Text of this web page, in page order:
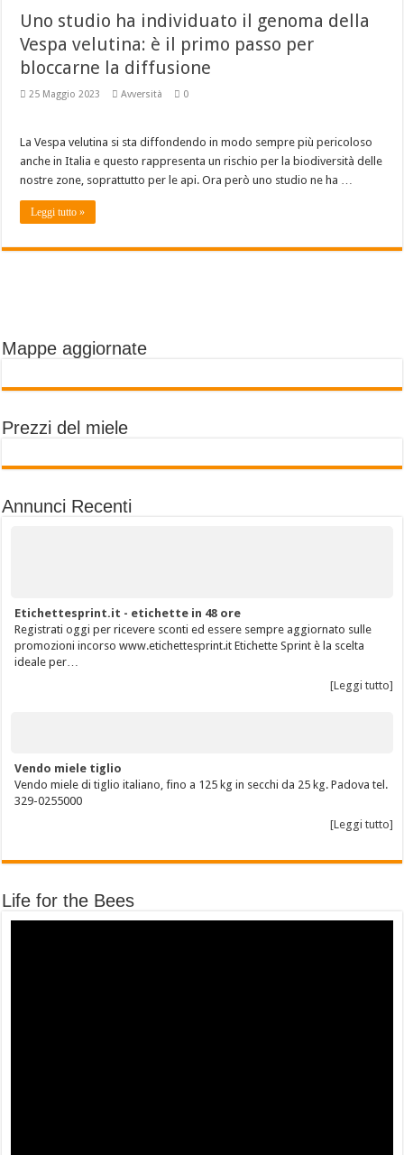
Uno studio ha individuato il genoma della
Vespa velutina: è il primo passo per
bloccarne la diffusione
25 Maggio 2023 Avversità 0
La Vespa velutina si sta diffondendo in modo sempre più pericoloso
anche in Italia e questo rappresenta un rischio per la biodiversità delle
nostre zone, soprattutto per le api. Ora però uno studio ne ha …
Leggi tutto »
Mappe aggiornate
Prezzi del miele
Annunci Recenti
Etichettesprint.it - etichette in 48 ore
Registrati oggi per ricevere sconti ed essere sempre aggiornato sulle
promozioni incorso www.etichettesprint.it Etichette Sprint è la scelta
ideale per…
[Leggi tutto]
Vendo miele tiglio
Vendo miele di tiglio italiano, fino a 125 kg in secchi da 25 kg. Padova tel.
329-0255000
[Leggi tutto]
Life for the Bees